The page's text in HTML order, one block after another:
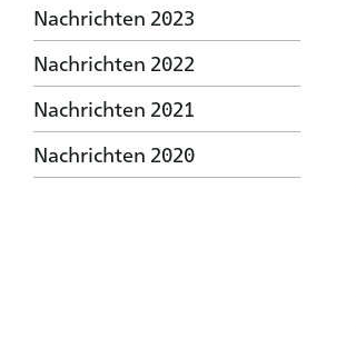
Nachrichten 2023
Nachrichten 2022
Nachrichten 2021
Nachrichten 2020